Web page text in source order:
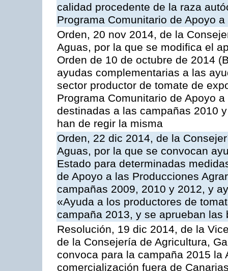
calidad procedente de la raza
Programa Comunitario de Apoyo
Orden, 20 nov 2014, de la
Aguas, por la que se modifica el
Orden de 10 de octubre de 2014
ayudas complementarias a las
sector productor de tomate de
Programa Comunitario de Apoyo
destinadas a las campañas 2010
han de regir la misma
Orden, 22 dic 2014, de la
Aguas, por la que se convocan
Estado para determinadas
de Apoyo a las Producciones
campañas 2009, 2010 y 2012, y
«Ayuda a los productores de
campaña 2013, y se aprueban
Resolución, 19 dic 2014, de la
de la Consejería de Agricultura,
convoca para la campaña 2015 la
comercialización fuera de